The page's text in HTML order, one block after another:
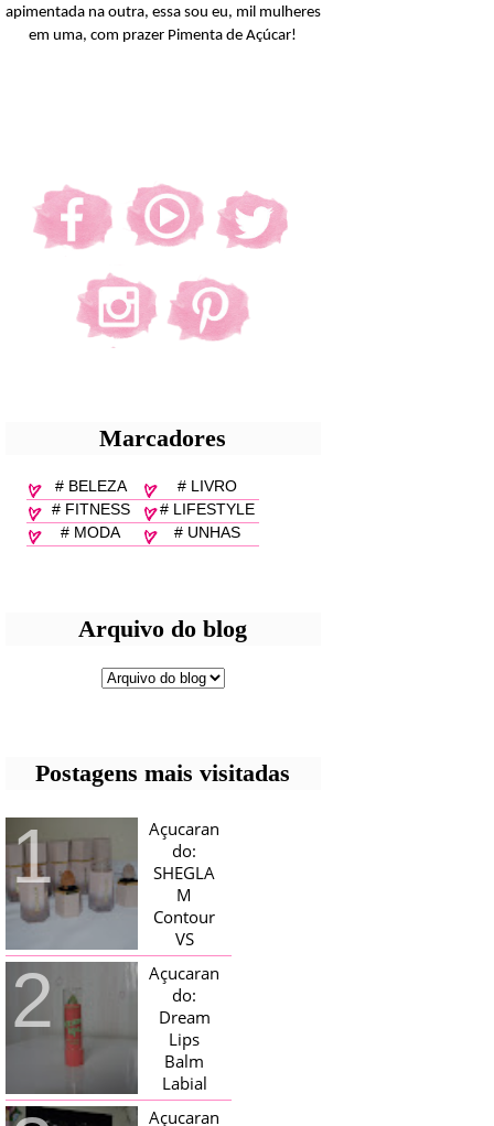
apimentada na outra, essa sou eu, mil mulheres
em uma, com prazer Pimenta de Açúcar!
Marcadores
# BELEZA
# LIVRO
# FITNESS
# LIFESTYLE
# MODA
# UNHAS
Arquivo do blog
Postagens mais visitadas
Açucaran
do:
SHEGLA
M
Contour
VS
Bronzer!
HELLO AÇUCARADAS, E NESTE
MÊS CHEGOU AQUI EM CASA UMA
CAIXA RECHEADA DE SHEGLAM,
TINHA BLUSH, ILUMINADORES E
TODOS OS BRONZER E
CONTORNOS ...
Açucaran
do:
Dream
Lips
Balm
Labial
Magico
Açucaran